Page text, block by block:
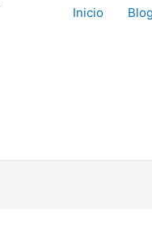
Inicio Blog